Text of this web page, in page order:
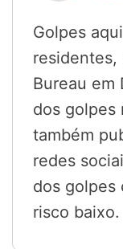
Golpes
residentes,
Bureau em
dos golpes
também
redes
dos golpes
risco baixo.